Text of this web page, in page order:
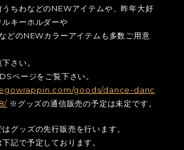
うちわなどのNEWアイテムや、昨年大好
キーホルダーや
どのNEWカラーアイテムも多数ご用意
さい。
ページをご覧下さい。
goods/dance-danc
※グッズの通信販売の予定は未定です。
グッズの先行販売を行います。
記で予定しております。